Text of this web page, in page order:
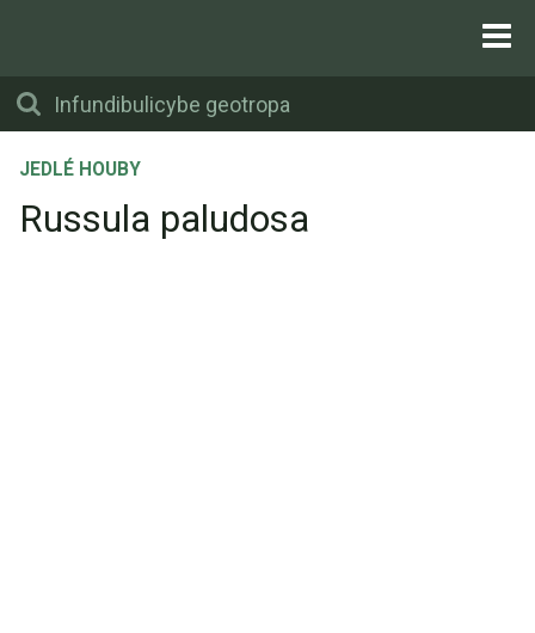
JEDLÉ HOUBY
Russula paludosa